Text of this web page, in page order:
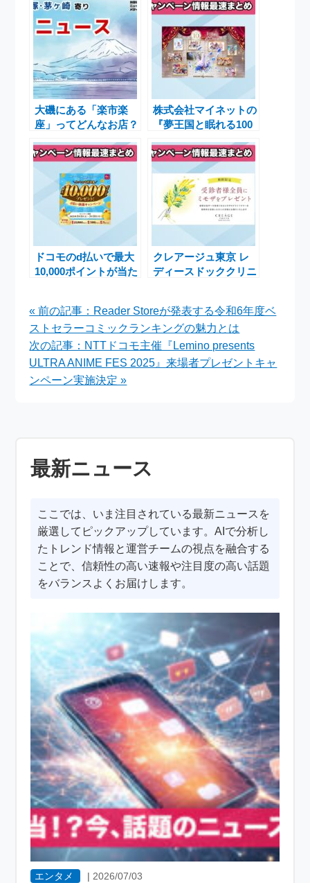
大磯にある「楽市楽
座」ってどんなお店？
株式会社マイネットの
『夢王国と眠れる100
年！豪華アニバーサリ
ーキャンペーン開催中
ドコモのd払いで最大
10,000ポイントが当た
クレアージュ東京 レ
ディースドッククリニ
トキャンペーン実施
« 前の記事：Reader Storeが発表する令和6年度ベ
ストセラーコミックランキングの魅力とは
次の記事：NTTドコモ主催『Lemino presents
ULTRA ANIME FES 2025』来場者プレゼントキャ
ンペーン実施決定 »
最新ニュース
ここでは、いま注目されている最新ニュースを
厳選してピックアップしています。AIで分析し
たトレンド情報と運営チームの視点を融合する
ことで、信頼性の高い速報や注目度の高い話題
をバランスよくお届けします。
エンタメ |2026/07/03